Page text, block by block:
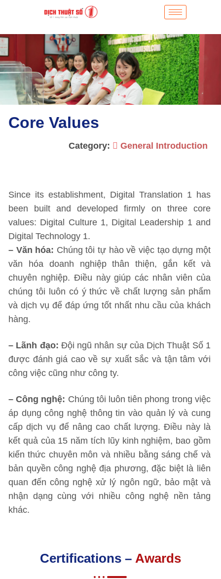
Core Values
Category: General Introduction
Since its establishment, Digital Translation 1 has
been built and developed firmly on three core
values: Digital Culture 1, Digital Leadership 1 and
Digital Technology 1.
– Văn hóa: Chúng tôi tự hào về việc tạo dựng một
văn hóa doanh nghiệp thân thiện, gắn kết và
chuyên nghiệp. Điều này giúp các nhân viên của
chúng tôi luôn có ý thức về chất lượng sản phẩm
và dịch vụ để đáp ứng tốt nhất nhu cầu của khách
hàng.
– Lãnh đạo: Đội ngũ nhân sự của Dịch Thuật Số 1
được đánh giá cao về sự xuất sắc và tận tâm với
công việc cũng như công ty.
– Công nghệ: Chúng tôi luôn tiên phong trong việc
áp dụng công nghệ thông tin vào quản lý và cung
cấp dịch vụ để nâng cao chất lượng. Điều này là
kết quả của 15 năm tích lũy kinh nghiệm, bao gồm
kiến thức chuyên môn và nhiều bằng sáng chế và
bản quyền công nghệ địa phương, đặc biệt là liên
quan đến công nghệ xử lý ngôn ngữ, bảo mật và
nhận dạng cùng với nhiều công nghệ nền tảng
khác.
Certifications – Awards